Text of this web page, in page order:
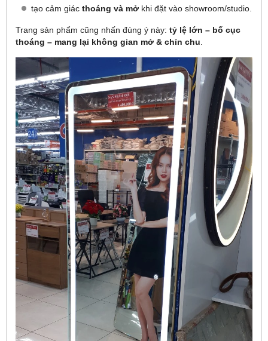
tạo cảm giác thoáng và mở khi đặt vào showroom/studio.
Trang sản phẩm cũng nhấn đúng ý này: tỷ lệ lớn – bố cục
thoáng – mang lại không gian mở & chỉn chu.